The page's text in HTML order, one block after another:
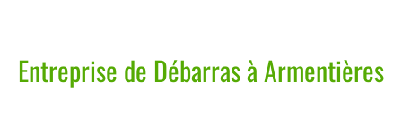
Entreprise de Débarras à Armentières